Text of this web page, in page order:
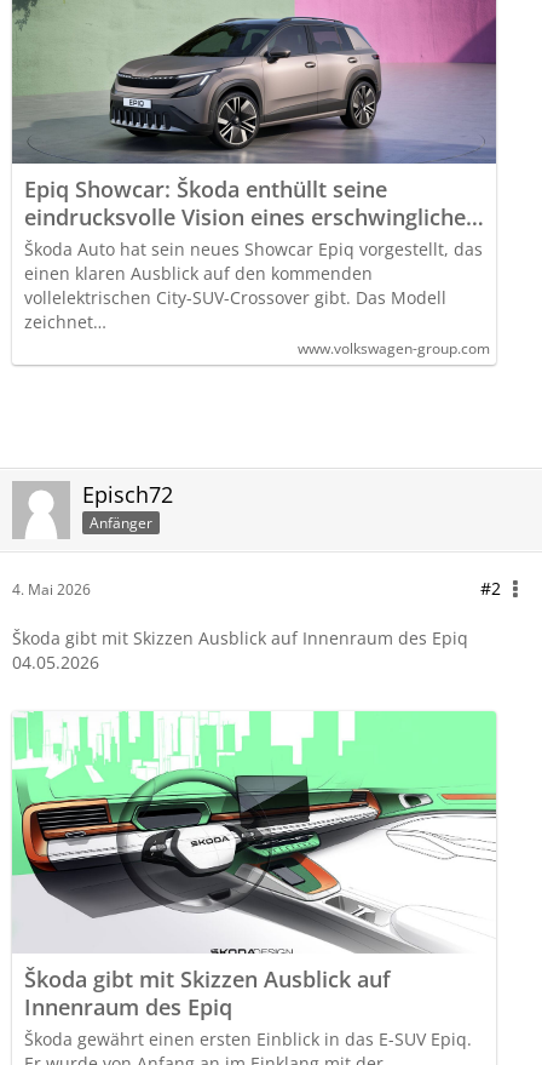
Epiq Showcar: Škoda enthüllt seine
eindrucksvolle Vision eines erschwinglichen
vollelektrischen SUV
Škoda Auto hat sein neues Showcar Epiq vorgestellt, das
einen klaren Ausblick auf den kommenden
vollelektrischen City-SUV-Crossover gibt. Das Modell
zeichnet…
www.volkswagen-group.com
Episch72
Anfänger
4. Mai 2026 #2
Škoda gibt mit Skizzen Ausblick auf Innenraum des Epiq
04.05.2026
Škoda gibt mit Skizzen Ausblick auf
Innenraum des Epiq
Škoda gewährt einen ersten Einblick in das E-SUV Epiq.